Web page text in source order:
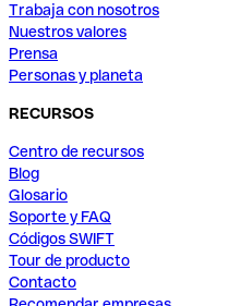
Trabaja con nosotros
Nuestros valores
Prensa
Personas y planeta
RECURSOS
Centro de recursos
Blog
Glosario
Soporte y FAQ
Códigos SWIFT
Tour de producto
Contacto